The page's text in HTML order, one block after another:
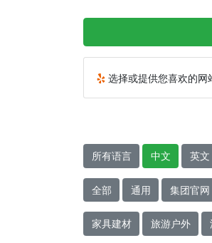
选择或提供您喜欢的网
所有语言 中文 英文
全部 通用 集团官网
家具建材 旅游户外